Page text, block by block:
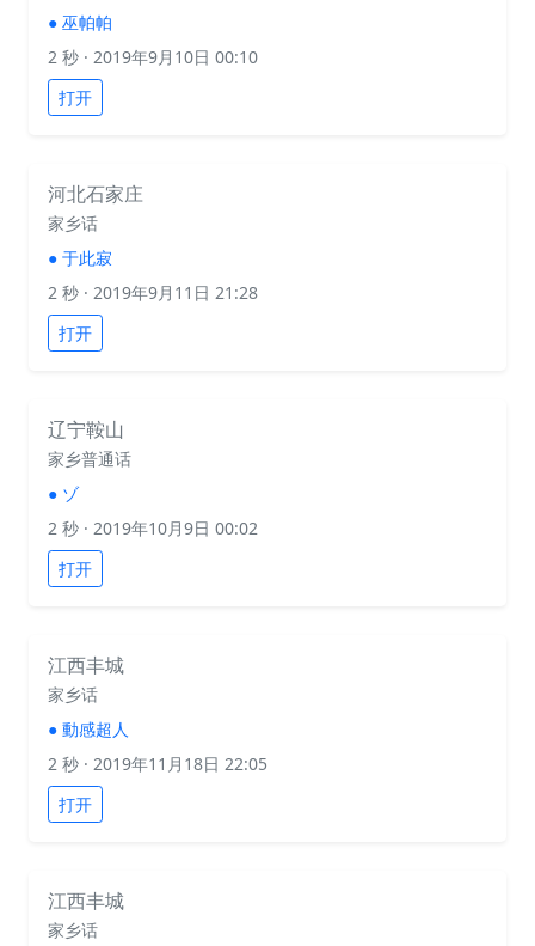
● 巫帕帕
2 秒 · 2019年9月10日 00:10
打开
河北石家庄
家乡话
● 于此寂
2 秒 · 2019年9月11日 21:28
打开
辽宁鞍山
家乡普通话
● ゾ
2 秒 · 2019年10月9日 00:02
打开
江西丰城
家乡话
● 動感超人
2 秒 · 2019年11月18日 22:05
打开
江西丰城
家乡话